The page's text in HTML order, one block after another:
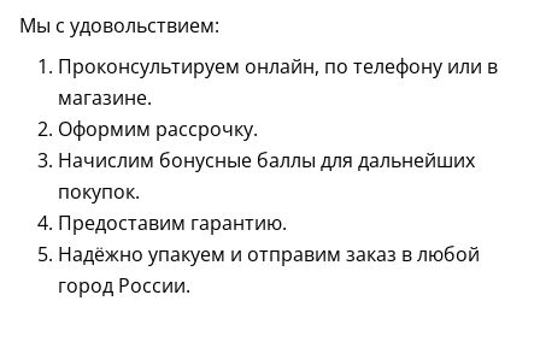
Мы с удовольствием:
Проконсультируем онлайн, по телефону или в
магазине.
Оформим рассрочку.
Начислим бонусные баллы для дальнейших
покупок.
Предоставим гарантию.
Надёжно упакуем и отправим заказ в любой
город России.